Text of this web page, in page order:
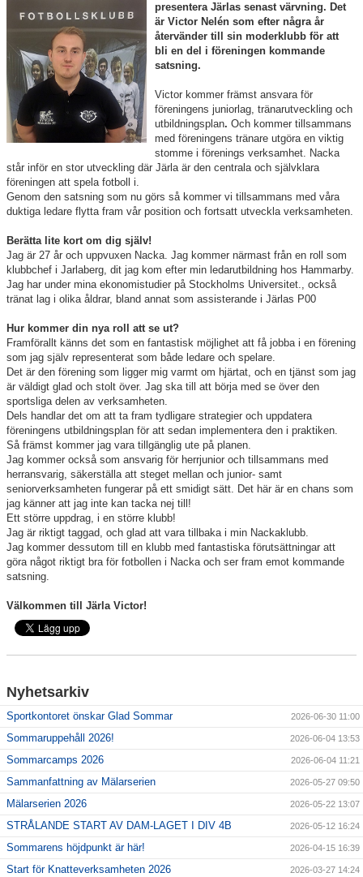
Trygg förening
Vårdnadshavare
Sponsorer
Utbildningar
Stipendier
Styrelse och Årsmöte
Kvalitetsklubb
presentera Järlas senast värvning. Det
är Victor Nelén som efter några år
återvänder till sin moderklubb för att
bli en del i föreningen kommande
satsning.
Victor kommer främst ansvara för
föreningens juniorlag, tränarutveckling och
utbildningsplan. Och kommer tillsammans
med föreningens tränare utgöra en viktig
stomme i förenings verksamhet. Nacka
står inför en stor utveckling där Järla är den centrala och självklara
föreningen att spela fotboll i.
Genom den satsning som nu görs så kommer vi tillsammans med våra
duktiga ledare flytta fram vår position och fortsatt utveckla verksamheten.
Berätta lite kort om dig själv!
Jag är 27 år och uppvuxen Nacka. Jag kommer närmast från en roll som
klubbchef i Jarlaberg, dit jag kom efter min ledarutbildning hos Hammarby.
Jag har under mina ekonomistudier på Stockholms Universitet., också
tränat lag i olika åldrar, bland annat som assisterande i Järlas P00
Hur kommer din nya roll att se ut?
Framförallt känns det som en fantastisk möjlighet att få jobba i en förening
som jag själv representerat som både ledare och spelare.
Det är den förening som ligger mig varmt om hjärtat, och en tjänst som jag
är väldigt glad och stolt över. Jag ska till att börja med se över den
sportsliga delen av verksamheten.
Dels handlar det om att ta fram tydligare strategier och uppdatera
föreningens utbildningsplan för att sedan implementera den i praktiken.
Så främst kommer jag vara tillgänglig ute på planen.
Jag kommer också som ansvarig för herrjunior och tillsammans med
herransvarig, säkerställa att steget mellan och junior- samt
seniorverksamheten fungerar på ett smidigt sätt. Det här är en chans som
jag känner att jag inte kan tacka nej till!
Ett större uppdrag, i en större klubb!
Jag är riktigt taggad, och glad att vara tillbaka i min Nackaklubb.
Jag kommer dessutom till en klubb med fantastiska förutsättningar att
göra något riktigt bra för fotbollen i Nacka och ser fram emot kommande
satsning.
Välkommen till Järla Victor!
Nyhetsarkiv
Sportkontoret önskar Glad Sommar 2026-06-30 11:00
Sommaruppehåll 2026! 2026-06-04 13:53
Sommarcamps 2026 2026-06-04 11:21
Sammanfattning av Mälarserien 2026-05-27 09:50
Mälarserien 2026 2026-05-22 13:07
STRÅLANDE START AV DAM-LAGET I DIV 4B 2026-05-12 16:24
Sommarens höjdpunkt är här! 2026-04-15 16:39
Start för Knatteverksamheten 2026 2026-03-27 14:24